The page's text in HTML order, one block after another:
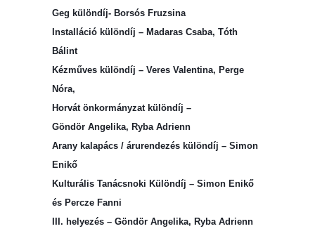
Geg különdíj- Borsós Fruzsina
Installáció különdíj – Madaras Csaba, Tóth
Bálint
Kézműves különdíj – Veres Valentina, Perge
Nóra,
Horvát önkormányzat különdíj –
Göndör Angelika, Ryba Adrienn
Arany kalapács / árurendezés különdíj – Simon
Enikő
Kulturális Tanácsnoki Különdíj – Simon Enikő
és Percze Fanni
III. helyezés – Göndör Angelika, Ryba Adrienn